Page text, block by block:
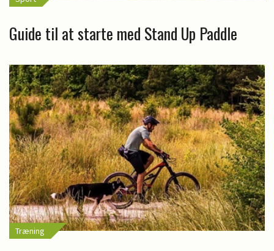
Guide til at starte med Stand Up Paddle
Træning